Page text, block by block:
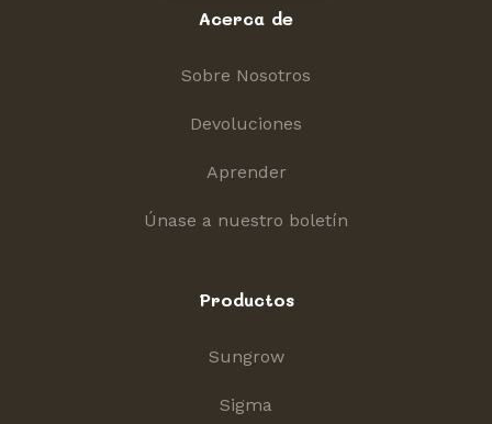
Acerca de
Sobre Nosotros
Devoluciones
Aprender
Únase a nuestro boletín
Productos
Sungrow
Sigma